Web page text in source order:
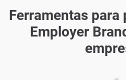
Ferramentas para
Employer